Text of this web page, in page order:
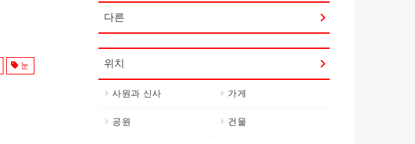
눈
다른
위치
사원과 신사 가게
공원 건물